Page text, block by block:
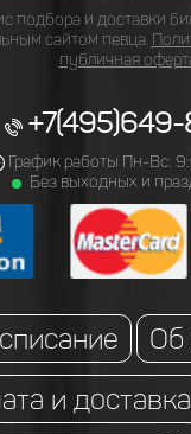
подбора и доставки
сайтом певца.
публичная
График работы Пн-Вс:
Без выходных и
Об
и доставка